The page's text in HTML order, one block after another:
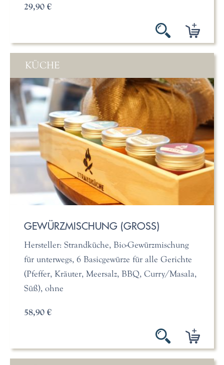
29,90 €
KÜCHE
GEWÜRZMISCHUNG (GROSS)
Hersteller: Strandküche, Bio-Gewürzmischung
für unterwegs, 6 Basicgewürze für alle Gerichte
(Pfeffer, Kräuter, Meersalz, BBQ, Curry/Masala,
Süß), ohne
58,90 €